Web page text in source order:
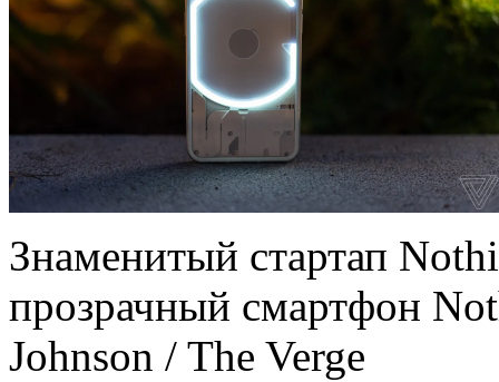
Знаменитый стартап
прозрачный смартфон
Johnson / The Verge